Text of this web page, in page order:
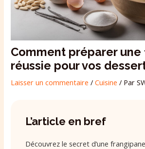
Comment préparer
réussie pour vos
Laisser un commentaire /Cuisine / Par
L’article en bref
Découvrez le secret d’une